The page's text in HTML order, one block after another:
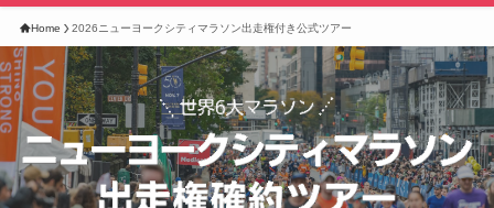
Home 2026ニューヨークシティマラソン出走権付き公式ツアー